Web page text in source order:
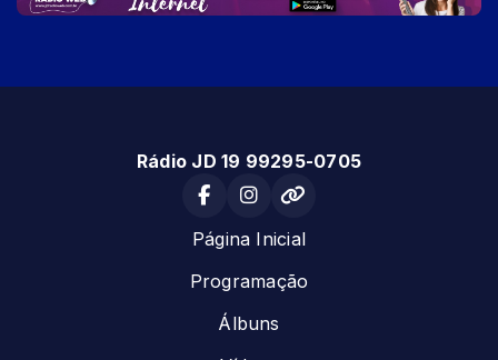
Rádio JD 19 99295-0705
Página Inicial
Programação
Álbuns